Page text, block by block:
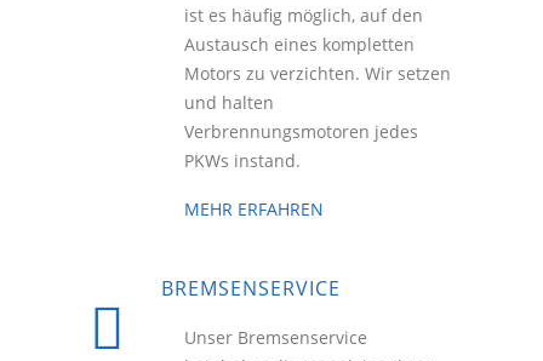
ist es häufig möglich, auf den
Austausch eines kompletten
Motors zu verzichten. Wir setzen
und halten
Verbrennungsmotoren jedes
PKWs instand.
MEHR ERFAHREN
BREMSENSERVICE
Unser Bremsenservice